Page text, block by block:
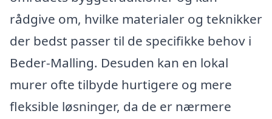
rådgive om, hvilke materialer og teknikker
der bedst passer til de specifikke behov i
Beder-Malling. Desuden kan en lokal
murer ofte tilbyde hurtigere og mere
fleksible løsninger, da de er nærmere